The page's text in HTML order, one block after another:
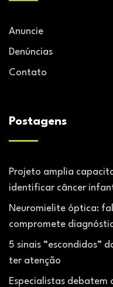
Anuncie
Denúncias
Contato
Postagens
Projeto amplia
identificar câncer
Neuromielite óptica:
compromete
5 sinais “escondidos”
ter atenção
Especialistas debatem